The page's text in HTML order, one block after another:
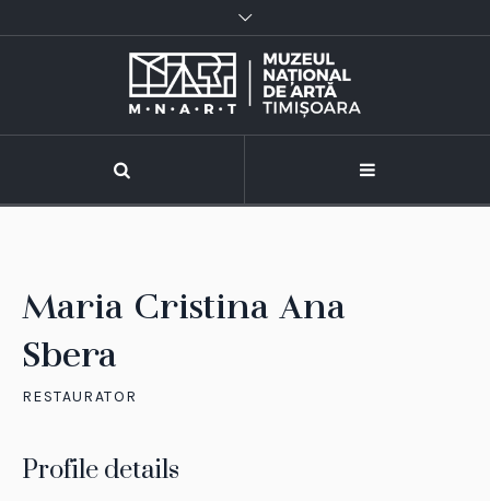
Profile details
Maria Cristina Ana
Sbera
RESTAURATOR